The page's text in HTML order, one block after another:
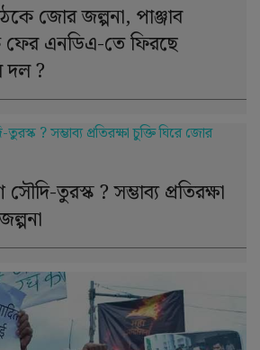
জোর জল্পনা, পাঞ্জাব
এনডিএ-তে ফিরছে
দল ?
তুরস্ক ? সম্ভাব্য প্রতিরক্ষা